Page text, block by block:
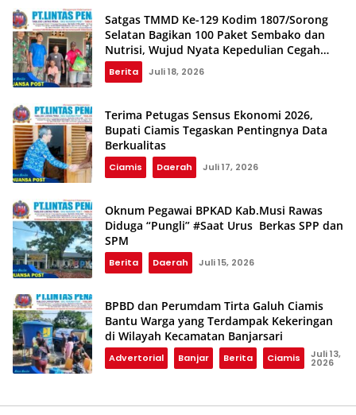
Satgas TMMD Ke-129 Kodim 1807/Sorong
Selatan Bagikan 100 Paket Sembako dan
Nutrisi, Wujud Nyata Kepedulian Cegah
Stunting
Berita Juli 18, 2026
Terima Petugas Sensus Ekonomi 2026,
Bupati Ciamis Tegaskan Pentingnya Data
Berkualitas
Ciamis Daerah Juli 17, 2026
Oknum Pegawai BPKAD Kab.Musi Rawas
Diduga “Pungli” #Saat Urus Berkas SPP dan
SPM
Berita Daerah Juli 15, 2026
BPBD dan Perumdam Tirta Galuh Ciamis
Bantu Warga yang Terdampak Kekeringan
di Wilayah Kecamatan Banjarsari
Advertorial Banjar Berita Ciamis Juli 13,
2026